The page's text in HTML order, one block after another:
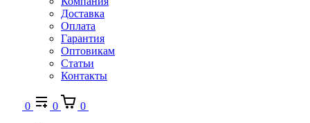
Доставка
Оплата
Гарантия
Оптовикам
Статьи
Контакты
0 0
0